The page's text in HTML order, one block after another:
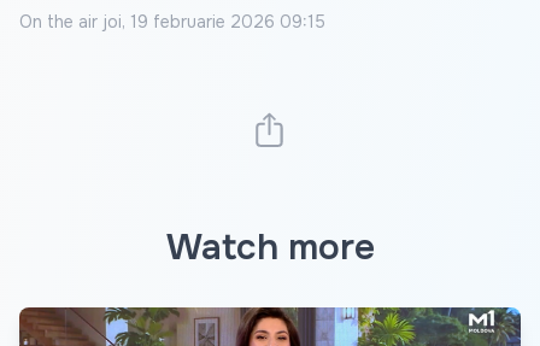
On the air joi, 19 februarie 2026 09:15
Watch more